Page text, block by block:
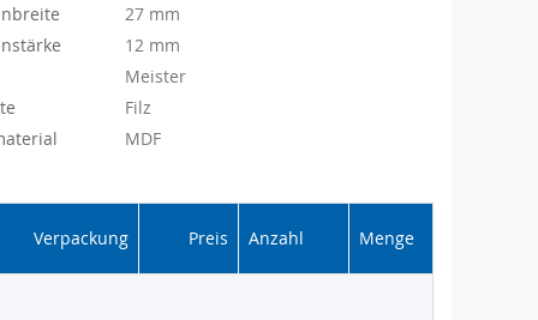
27 mm
12 mm
Meister
Filz
MDF
Verpackung Preis Anzahl Menge